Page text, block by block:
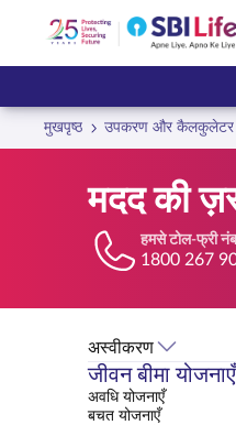
मुखपृष्ठ उपकरण और कैलकुलेटर
मदद की
हमसे टोल-फ्री
1800 267
अस्वीकरण
जीवन बीमा योजनाएँ
अवधि योजनाएँ
बचत योजनाएँ